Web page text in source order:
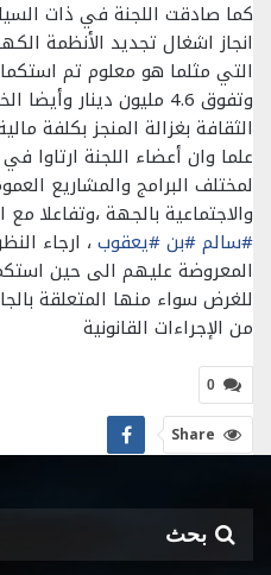
كما صادقت اللجنة في ذات
انجاز اشغال تجديد الأنظمة
التي مثلما هو معلوم تم
وتفوق 4.6 مليون دينار
الثقافة بغزالة المنجز بكلفة مالية تفوق 2
علما وان أعضاء اللجنة ارتاوا
لمختلف البرامج والمشاريع
والاجتماعية بالجهة ،وتفاعلا
#سالم#بن#يعقوب، ارجاء
المعروضة عليهم الى حين
للغرض سواء منها المتعلقة
من الإجراءات القانونية
0
Share
بحث